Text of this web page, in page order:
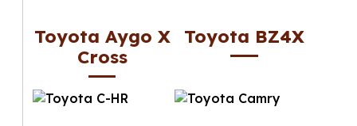
Toyota Aygo X
Cross
Toyota BZ4X